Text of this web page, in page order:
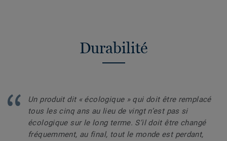
Durabilité
Un produit dit « écologique » qui doit être remplacé
tous les cinq ans au lieu de vingt n’est pas si
écologique sur le long terme. S’il doit être changé
fréquemment, au final, tout le monde est perdant,